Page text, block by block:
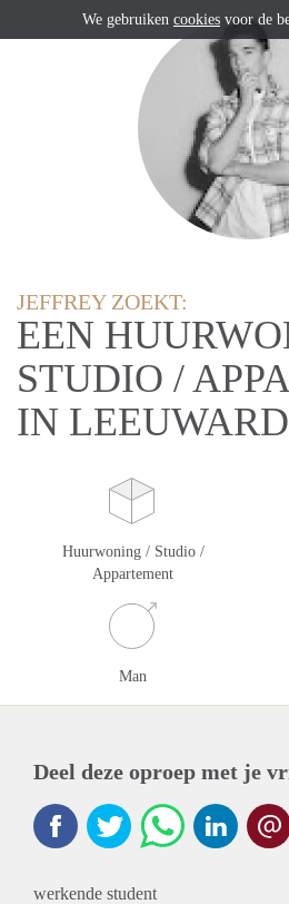
JEFFREY ZOEKT:
EEN
STUDIO /
IN
Huurwoning / Studio /
Appartement
Man
Deel deze oproep met je
werkende student
We gebruiken cookies voor de